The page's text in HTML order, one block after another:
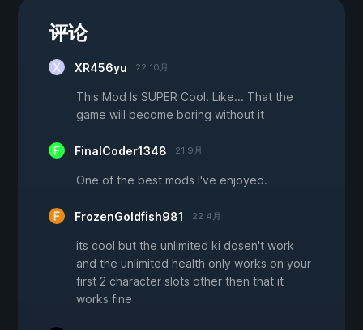
评论
XR456yu 22 10月
This Mod Is SUPER Cool. Like... That the
game will become boring without it
FinalCoder1348 21 9月
One of the best mods I've enjoyed.
FrozenGoldfish981 22 4月
its cool but the unlimited ki dosen't work
and the unlimited health only works on your
first 2 character slots other then that it
works fine